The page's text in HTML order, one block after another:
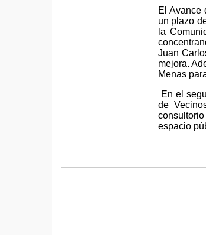
El Avance
un plazo
la
Juan
mejora.
Menas
En el
de
espacio